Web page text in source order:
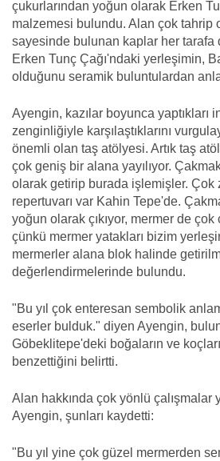
çukurlarından yoğun olarak Erken
malzemesi bulundu. Alan çok tahrip
sayesinde bulunan kaplar her tarafa
Erken Tunç Çağı'ndaki yerleşimin,
olduğunu seramik buluntulardan
Ayengin, kazılar boyunca yaptıkları
zenginliğiyle karşılaştıklarını
önemli olan taş atölyesi. Artık taş
çok geniş bir alana yayılıyor.
olarak getirip burada işlemişler. Çok
repertuvarı var Kahin Tepe'de.
yoğun olarak çıkıyor, mermer de çok
çünkü mermer yatakları bizim
mermerler alana blok halinde
değerlendirmelerinde bulundu.
"Bu yıl çok enteresan sembolik
eserler bulduk." diyen Ayengin,
Göbeklitepe'deki boğaların ve
benzettiğini belirtti.
Alan hakkında çok yönlü çalışmalar
Ayengin, şunları kaydetti:
"Bu yıl yine çok güzel mermerden